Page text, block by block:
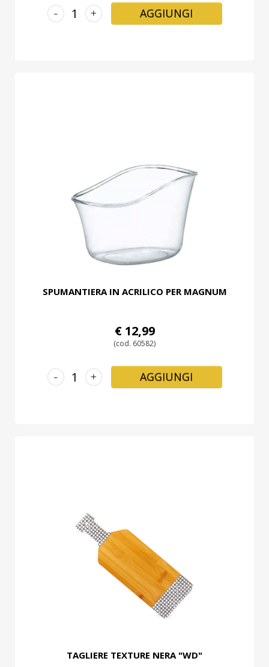
+
- AGGIUNGI
SPUMANTIERA IN ACRILICO PER MAGNUM
€ 12,99
(cod. 60582)
+
- AGGIUNGI
TAGLIERE TEXTURE NERA "WD"